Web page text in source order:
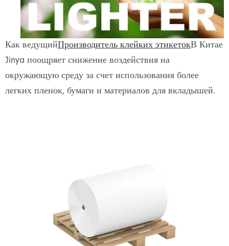
Как ведущийПроизводитель клейких этикетокВ Китае
Jinya поощряет снижение воздействия на
окружающую среду за счет использования более
легких пленок, бумаги и материалов для вкладышей.